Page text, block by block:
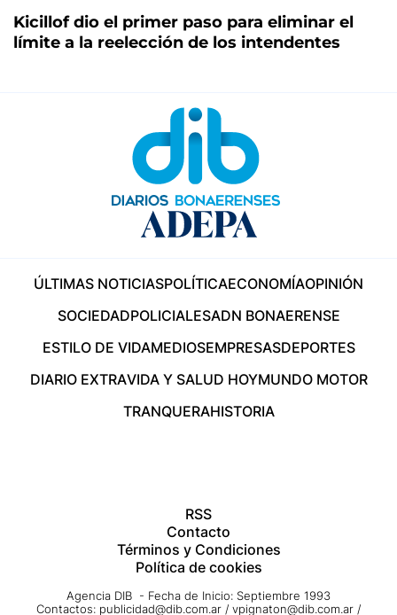
Kicillof dio el primer paso para eliminar el
límite a la reelección de los intendentes
ÚLTIMAS NOTICIASPOLÍTICAECONOMÍAOPINIÓN
SOCIEDADPOLICIALESADN BONAERENSE
ESTILO DE VIDAMEDIOSEMPRESASDEPORTES
DIARIO EXTRAVIDA Y SALUD HOYMUNDO MOTOR
TRANQUERAHISTORIA
RSS
Contacto
Términos y Condiciones
Política de cookies
Agencia DIB - Fecha de Inicio: Septiembre 1993
Contactos: publicidad@dib.com.ar / vpignaton@dib.com.ar /